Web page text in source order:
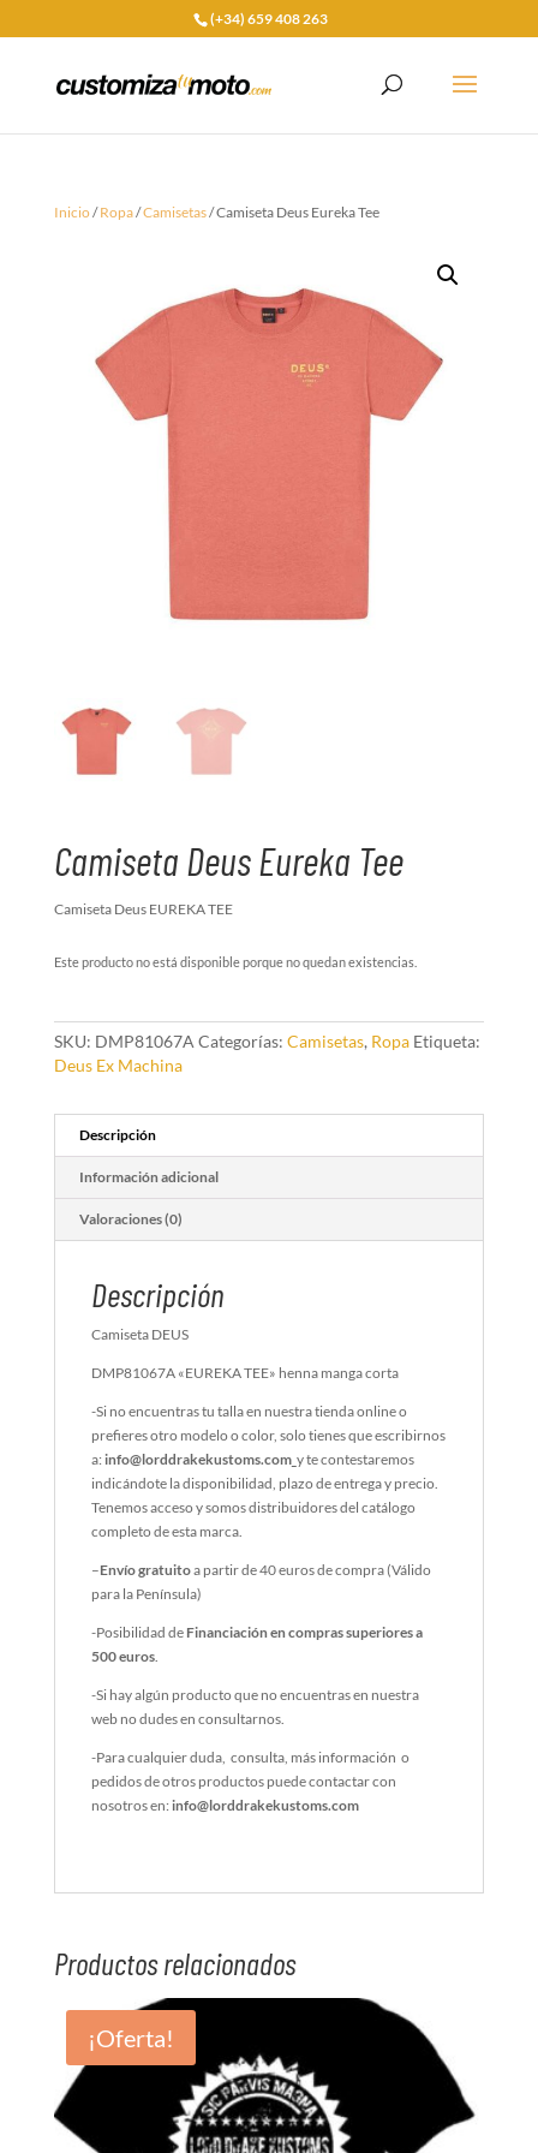
(+34) 659 408 263
Inicio/Ropa/Camisetas/ Camiseta Deus Eureka Tee
Camiseta Deus Eureka Tee
Camiseta Deus EUREKA TEE
Este producto no está disponible porque no quedan existencias.
SKU: DMP81067A Categorías: Camisetas, Ropa Etiqueta:
Deus Ex Machina
Descripción
Información adicional
Valoraciones (0)
Descripción
Camiseta DEUS
DMP81067A «EUREKA TEE» henna manga corta
-Si no encuentras tu talla en nuestra tienda online o
prefieres otro modelo o color, solo tienes que escribirnos
a: info@lorddrakekustoms.com y te contestaremos
indicándote la disponibilidad, plazo de entrega y precio.
Tenemos acceso y somos distribuidores del catálogo
completo de esta marca.
–Envío gratuitoa partir de 40 euros de compra (Válido
para la Península)
-Posibilidad de Financiación en compras superiores a
500 euros.
-Si hay algún producto que no encuentras en nuestra
web no dudes en consultarnos.
-Para cualquier duda, consulta, más información o
pedidos de otros productos puede contactar con
nosotros en: info@lorddrakekustoms.com
Productos relacionados
¡Oferta!